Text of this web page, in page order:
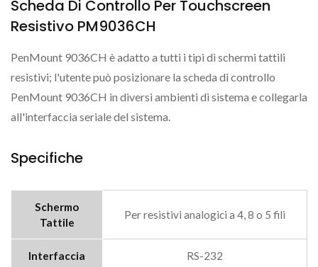
Scheda Di Controllo Per Touchscreen
Resistivo PM9036CH
PenMount 9036CH è adatto a tutti i tipi di schermi tattili
resistivi; l'utente può posizionare la scheda di controllo
PenMount 9036CH in diversi ambienti di sistema e collegarla
all'interfaccia seriale del sistema.
Specifiche
Schermo
Tattile
Per resistivi analogici a 4, 8 o 5 fili
Interfaccia RS-232